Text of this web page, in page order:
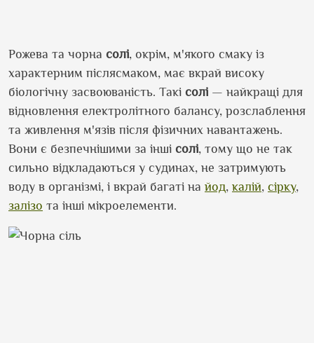
Рожева та чорна солі, окрім, м'якого смаку із
характерним післясмаком, має вкрай високу
біологічну засвоюваність. Такі солі — найкращі для
відновлення електролітного балансу, розслаблення
та живлення м'язів після фізичних навантажень.
Вони є безпечнішими за інші солі, тому що не так
сильно відкладаються у судинах, не затримують
воду в організмі, і вкрай багаті на йод, калій, сірку,
залізо та інші мікроелементи.